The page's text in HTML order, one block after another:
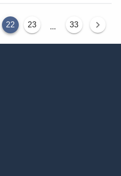
22 23 ... 33